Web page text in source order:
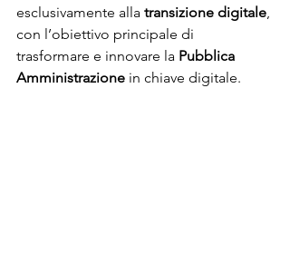
esclusivamente alla transizione digitale,
con l’obiettivo principale di
trasformare e innovare la Pubblica
Amministrazione in chiave digitale.